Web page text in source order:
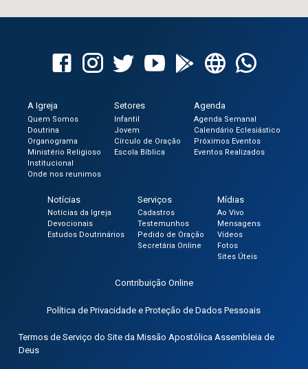
A Igreja
Quem Somos
Doutrina
Organograma
Ministério Religioso
Institucional
Onde nos reunimos
Setores
Infantil
Jovem
Círculo de Oração
Escola Bíblica
Agenda
Agenda Semanal
Calendário Eclesiástico
Próximos Eventos
Eventos Realizados
Notícias
Notícias da Igreja
Devocionais
Estudos Doutrinários
Serviços
Cadastros
Testemunhos
Pedido de Oração
Secretária Online
Mídias
Ao Vivo
Mensagens
Vídeos
Fotos
Sites Úteis
Contribuição Online
Política de Privacidade e Proteção de Dados Pessoais
Termos de Serviço do Site da Missão Apostólica Assembleia de
Deus